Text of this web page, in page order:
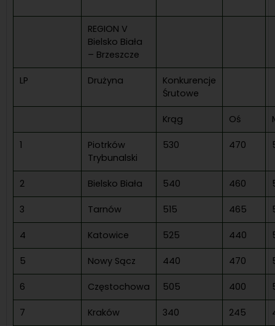
REGION V
Bielsko Biała
– Brzeszcze
LP Drużyna
Konkurencje
Śrutowe
Krąg Oś
1
Piotrków
Trybunalski
530 470
2 Bielsko Biała 540 460
3 Tarnów 515 465
4 Katowice 525 440
5 Nowy Sącz 440 470
6 Częstochowa 505 400
7 Kraków 340 245